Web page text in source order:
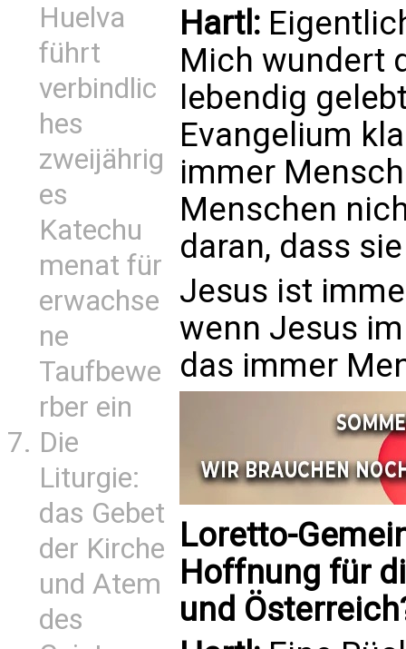
Huelva
führt
verbindlic
hes
zweijährig
es
Katechu
menat für
erwachse
ne
Taufbewe
rber ein
Die
Liturgie:
das Gebet
der Kirche
und Atem
des
Hartl:
Mich wundert
lebendig
Evangelium
immer
Menschen
daran, dass
Jesus ist
wenn Jesus
das immer
Loretto-
Hoffnung für
und